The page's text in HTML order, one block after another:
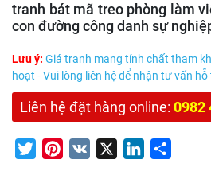
tranh bát mã treo phòng làm
con đường công danh sự
Lưu ý: Giá tranh mang tính chất tham
hoạt - Vui lòng liên hệ để nhận tư vấn
Liên hệ đặt hàng online: 0982
TwitterPinterest
VK LinkedIn